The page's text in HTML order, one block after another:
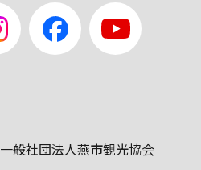
一般社団法人燕市観光協会